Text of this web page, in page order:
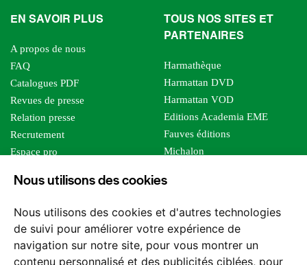
Nous utilisons des cookies
Nous utilisons des cookies et d'autres technologies
de suivi pour améliorer votre expérience de
navigation sur notre site, pour vous montrer un
contenu personnalisé et des publicités ciblées, pour
EN SAVOIR PLUS
A propos de nous
FAQ
Catalogues PDF
Revues de presse
Relation presse
Recrutement
Espace pro
Foreign rights
TOUS NOS SITES ET
PARTENAIRES
Harmathèque
Harmattan DVD
Harmattan VOD
Editions Academia EME
Fauves éditions
Michalon
Editions Sutton
Les impliqués
Tous les éditeurs